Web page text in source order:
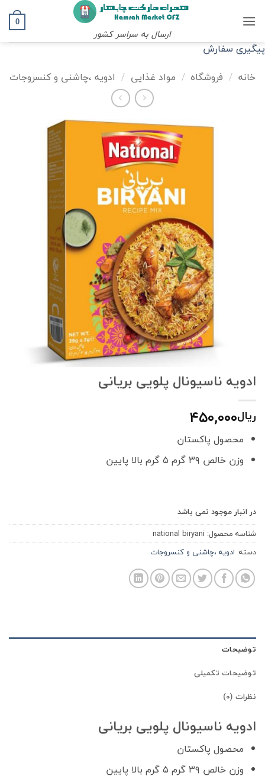
ارسال به سراسر کشور
0
پیگیری سفارش
خانه / فروشگاه / مواد غذایی / ادویه ،چاشنی و کنسروجات
ادویه ناسیونال پلویی بریانی
ریال۴۵۰,۰۰۰
محصول پاکستان
وزن خالص ۳۹ گرم ۵ گرم بالا پایین
در انبار موجود نمی باشد
شناسه محصول: national biryani
دسته: ادویه ،چاشنی و کنسروجات
توضیحات
توضیحات تکمیلی
نظرات (0)
ادویه ناسیونال پلویی بریانی
محصول پاکستان
وزن خالص ۳۹ گرم ۵ گرم بالا پایین